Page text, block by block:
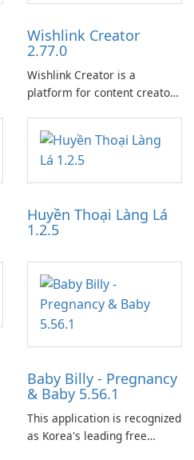
Wishlink Creator
2.77.0
Wishlink Creator is a
platform for content creators
work through built-in brand
partnerships and integrated
tools for content distribution
and audience engagement.
Huyền Thoại Làng Lá
1.2.5
Baby Billy - Pregnancy
& Baby 5.56.1
This application is recognized
as Korea's leading free